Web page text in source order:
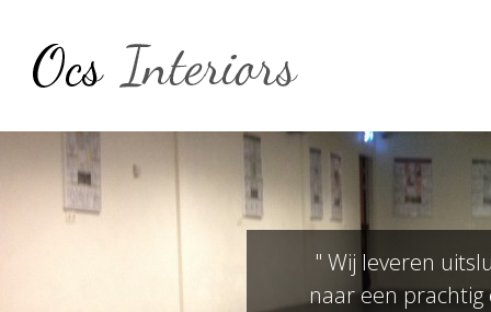
" Wij leveren
naar een